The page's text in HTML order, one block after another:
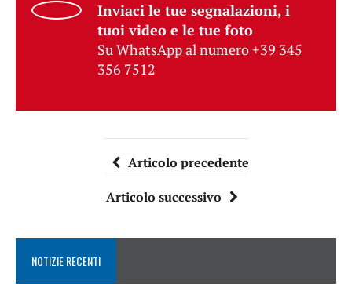
Inviaci le tue segnalazioni, i
tuoi video e le tue foto
Su WhatsApp al numero +39 345
356 7512
Articolo precedente
Articolo successivo
NOTIZIE RECENTI